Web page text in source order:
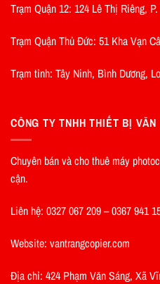
Trạm Quận 12: 124 Lê Thị Riêng,
Trạm Quận Thủ Đức: 51 Kha Vạn
Trạm tỉnh: Tây Ninh, Bình Dương,
CÔNG TY TNHH THIẾT BỊ VĂN
Chuyên bán và cho thuê máy
cận.
Liên hệ: 0327 067 209 – 0367 941
Website: vantrangcopier.com
Địa chỉ: 424 Phạm Văn Sáng, Xã